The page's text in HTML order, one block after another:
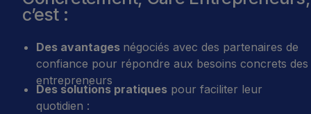
c’est :
Des avantages négociés avec des partenaires de
confiance pour répondre aux besoins concrets des
entrepreneurs
Des solutions pratiquespour faciliter leur
quotidien :